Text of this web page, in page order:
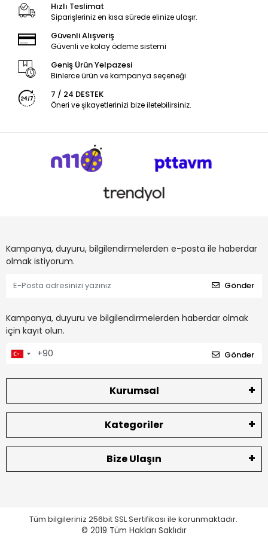
Hızlı Teslimat
Siparişleriniz en kısa sürede elinize ulaşır.
Güvenli Alışveriş
Güvenli ve kolay ödeme sistemi
Geniş Ürün Yelpazesi
Binlerce ürün ve kampanya seçeneği
7 / 24 DESTEK
Öneri ve şikayetlerinizi bize iletebilirsiniz.
Kampanya, duyuru, bilgilendirmelerden e-posta ile haberdar
olmak istiyorum.
Gönder
Kampanya, duyuru ve bilgilendirmelerden haberdar olmak
için kayıt olun.
Gönder
Kurumsal
Kategoriler
Bize Ulaşın
Tüm bilgileriniz 256bit SSL Sertifikası ile korunmaktadır.
© 2019 Tüm Hakları Saklıdır